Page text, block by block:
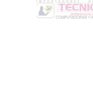
Software